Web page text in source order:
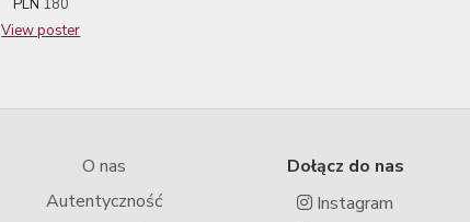
PLN 180
View poster
O nas
Autentyczność
Dołącz do nas
Instagram